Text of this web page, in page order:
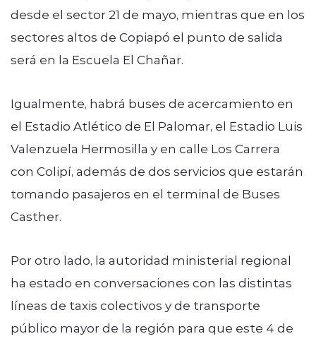
desde el sector 21 de mayo, mientras que en los
sectores altos de Copiapó el punto de salida
será en la Escuela El Chañar.
Igualmente, habrá buses de acercamiento en
el Estadio Atlético de El Palomar, el Estadio Luis
Valenzuela Hermosilla y en calle Los Carrera
con Colipí, además de dos servicios que estarán
tomando pasajeros en el terminal de Buses
Casther.
Por otro lado, la autoridad ministerial regional
ha estado en conversaciones con las distintas
líneas de taxis colectivos y de transporte
público mayor de la región para que este 4 de